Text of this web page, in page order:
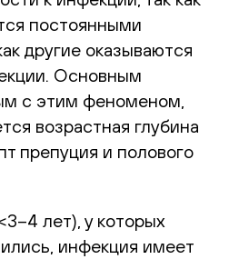
постоянными
другие оказываются
Основным
с этим феноменом,
возрастная глубина
препуция и полового
лет), у которых
инфекция имеет